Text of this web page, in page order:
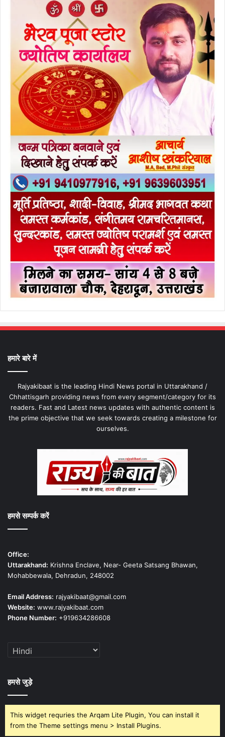
हमारे बारे में
Rajyakibaat is the leading Hindi News portal in Uttarakhand /
Chhattisgarh providing news from every segment/category for its
readers. Fast and Latest news updates with authentic content is
the prime objective that we seek towards creating a milestone for
ourselves.
हमसे सम्पर्क करें
Office:
Uttarakhand: Krishna Enclave, Near- Geeta Satsang Bhawan,
Mohabbewala, Dehradun, 248002
Email Address: rajyakibaat@gmail.com
Website: www.rajyakibaat.com
Phone Number: +919634286608
हमसे जुड़े
This widget requries the Arqam Lite Plugin, You can install it
from the Theme settings menu > Install Plugins.